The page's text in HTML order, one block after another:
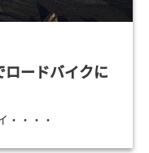
ードバイクに
・・・・